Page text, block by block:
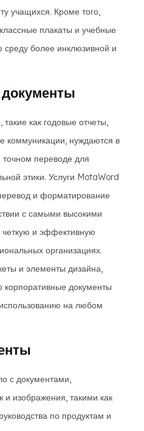
учащихся. Кроме того,
плакаты и учебные
более инклюзивной и
как годовые отчеты,
коммуникации, нуждаются в
переводе для
этики. Услуги MotaWord
и форматирование
с самыми высокими
четкую и эффективную
организациях.
и элементы дизайна,
корпоративные документы
на любом
с документами,
и изображения, такими как
по продуктам и